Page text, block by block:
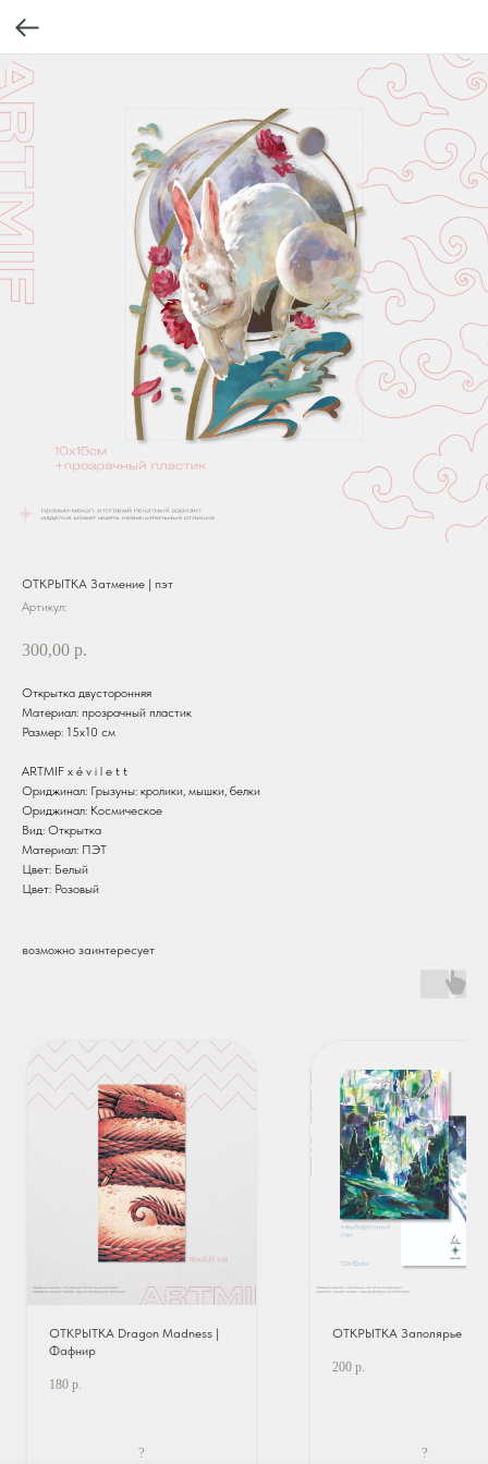
ОТКРЫТКА Затмение | пэт
Артикул:
300,00 р.
Открытка двусторонняя
Материал: прозрачный пластик
Размер: 15х10 см
ARTMIF х é v i l e t t
Ориджинал: Грызуны: кролики, мышки, белки
Ориджинал: Космическое
Вид: Открытка
Материал: ПЭТ
Цвет: Белый
Цвет: Розовый
возможно заинтересует
ОТКРЫТКА Dragon Madness |
Фафнир
180 р.
?
ОТКРЫТКА Заполярье
200 р.
?